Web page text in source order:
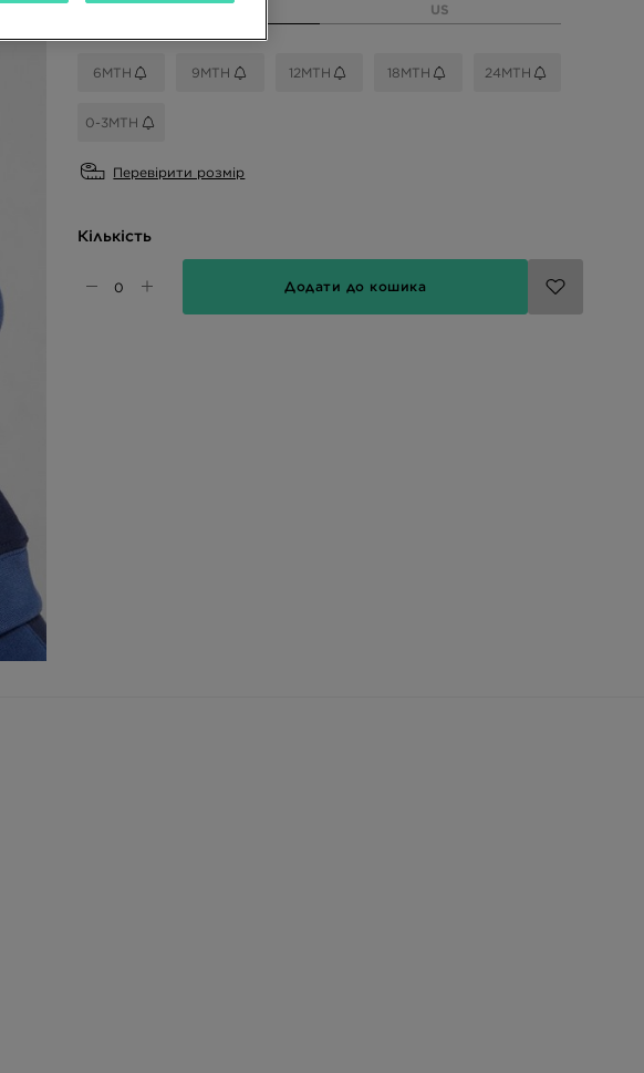
US
6MTH 9MTH 12MTH 18MTH 24MTH
0-3MTH
Перевірити розмір
Кількість
Додати до кошика